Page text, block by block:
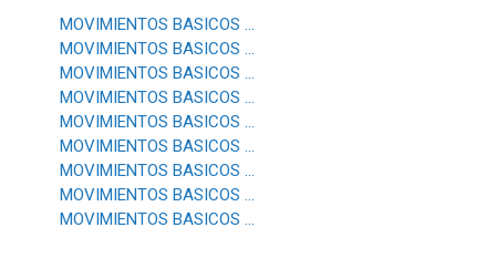
MOVIMIENTOS BASICOS DE RIFLE (LEFT SHOULDER ARMS)
MOVIMIENTOS BASICOS DE RIFLE (PORT & ORDER ARMS)
MOVIMIENTOS BASICOS DE RIFLE (RIGHT SHOULDER ARMS)
MOVIMIENTOS BASICOS MILITARES (ABOUT FACE)
MOVIMIENTOS BASICOS MILITARES (ATTENTION)
MOVIMIENTOS BASICOS MILITARES (LEFT FACE)
MOVIMIENTOS BASICOS MILITARES (PRESENT ARMS)
MOVIMIENTOS BASICOS MILITARES (REST POSITIONS)
MOVIMIENTOS BASICOS MILITARES (RIGHT FACE)